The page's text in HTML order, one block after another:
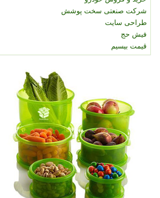
شرکت صنعتی سخت پوشش
طراحی سایت
فیش حج
قیمت بیسیم